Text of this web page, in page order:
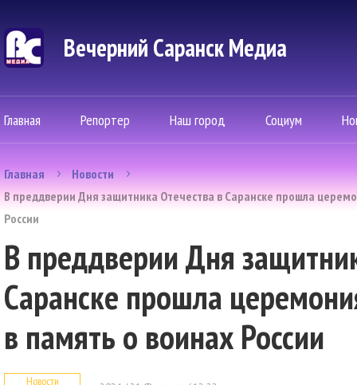
Вечерний Саранск Mедиа
Главная Репортер Наш город Социум
Главная
Новости
В преддверии Дня защитника Отечества в Саранске прошла
России
В преддверии Дня
Саранске прошла
в память о воинах России
Новости